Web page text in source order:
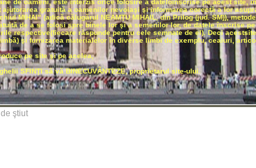
de oameni, este interzis orice folosire a dateloînscrise pe acest site,
gratuită a oamenilor nevoiaşi şi informarea corectă a lor
MIHAI" (adică călugărul NEAMŢU MIHAIL, din Prilog (jud. SM)),
de a se folosi spre binele lor şi a semenilor lor, de datele înscrise
respective(fiecare răspunde pentru cele semnate de el). Deci
şi furnizarea materialelor în diverse limbi de exemplu, ceaiuri,
pe site şi pe acelea,
SFINŢI să vă BINECUVÂNTEZE, proprietarul site-ului.
de ştiut